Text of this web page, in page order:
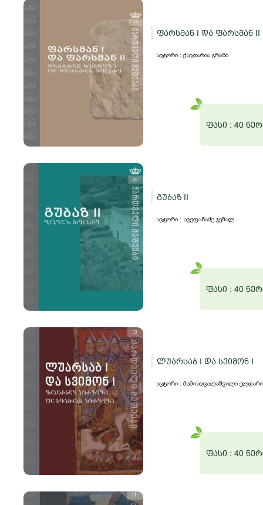
ფარსმან I და ფარსმან II
ავტორი : ქავთარია გრანი
ფასი : 40
გუბაზ II
ავტორი : სტეფანაძე ჯემალ
ფასი : 40
ლუარსაბ I და სვიმონ I
ავტორი : მამისთვალაშვილი ელდარი
ფასი : 40